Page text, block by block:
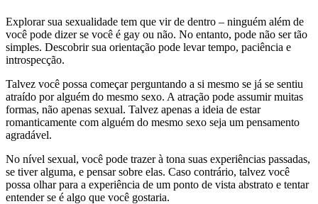
Explorar sua sexualidade tem que vir de dentro – ninguém além de
você pode dizer se você é gay ou não. No entanto, pode não ser tão
simples. Descobrir sua orientação pode levar tempo, paciência e
introspecção.
Talvez você possa começar perguntando a si mesmo se já se sentiu
atraído por alguém do mesmo sexo. A atração pode assumir muitas
formas, não apenas sexual. Talvez apenas a ideia de estar
romanticamente com alguém do mesmo sexo seja um pensamento
agradável.
No nível sexual, você pode trazer à tona suas experiências passadas,
se tiver alguma, e pensar sobre elas. Caso contrário, talvez você
possa olhar para a experiência de um ponto de vista abstrato e tentar
entender se é algo que você gostaria.